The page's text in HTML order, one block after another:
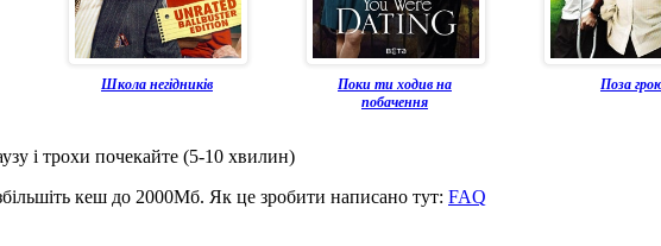
Школа негідників
Поки ти ходив на
побачення
Поза
і трохи почекайте (5-10 хвилин)
кеш до 2000Мб. Як це зробити написано тут: FAQ